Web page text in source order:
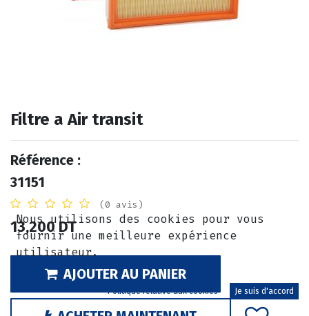
Filtre a Air transit
Référence :
31151
(0 avis)
13,200DT
AJOUTER AU PANIER
Nous utilisons des cookies pour vous
fournir une meilleure expérience
utilisateur.
Politique relative aux cookies Je suis d'accord